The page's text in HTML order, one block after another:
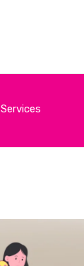
Services